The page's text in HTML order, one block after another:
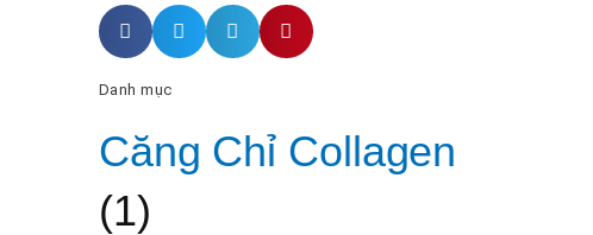
Danh mục
Căng Chỉ Collagen
(1)